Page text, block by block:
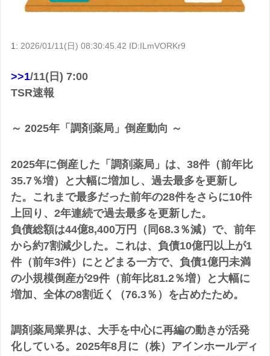
1: 2026/01/11(日) 08:30:45.42 ID:ILmVORKr9
>>1/11(日) 7:00
TSR速報
～ 2025年「調剤薬局」倒産動向 ～
2025年に倒産した「調剤薬局」は、38件（前年比
35.7％増）と大幅に増加し、過去最多を更新し
た。これまで最多だった前年の28件をさらに10件
上回り、2年連続で過去最多を更新した。
負債総額は44億8,400万円（同68.3％減）で、前年
から約7割減少した。これは、負債10億円以上が1
件（前年3件）にとどまる一方で、負債1億円未満
の小規模倒産が29件（前年比81.2％増）と大幅に
増加、全体の8割近く（76.3％）を占めたため。
調剤薬局業界は、大手を中心に再編の動きが活発
化している。2025年8月に（株）アインホールディ